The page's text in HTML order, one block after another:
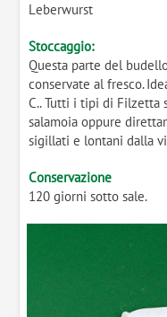
Leberwurst
Stoccaggio:
Questa parte del
conservate al fresco.
C.. Tutti i tipi di Filzetta
salamoia oppure
sigillati e lontani dalla
Conservazione
120 giorni sotto sale.